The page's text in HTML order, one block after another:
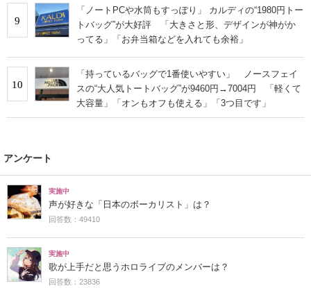
9
「ノートPCや水筒もすっぽり」 カルディの“1980円トー
トバッグ”が大好評 「大きさと形、デザインが神がか
ってる」「お弁当箱などを入れても余裕」
10
「持っているバッグで1番使いやすい」 ノースフェイ
スの“大人気トートバッグ”が9460円→7004円 「軽くて
大容量」「オンもオフも使える」「3つ目です」
アンケート
実施中
声が好きな「日本のボーカリスト」は？
回答数：49410
実施中
歌が上手だと思うホロライブのメンバーは？
回答数：23836